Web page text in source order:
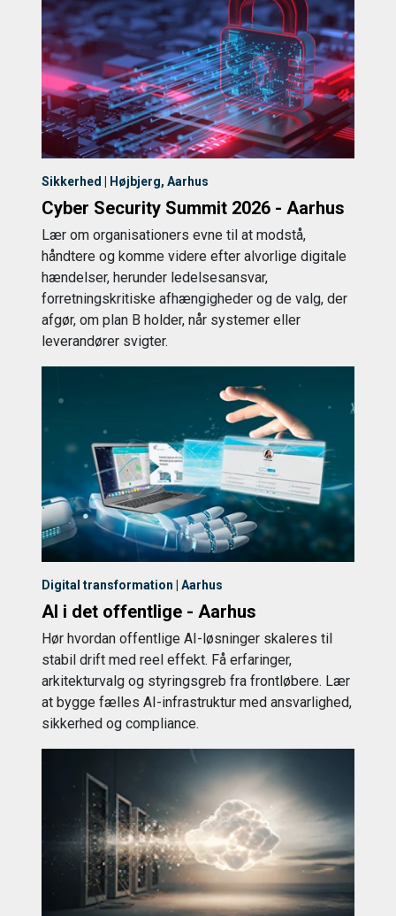
Sikkerhed | Højbjerg, Aarhus
Cyber Security Summit 2026 - Aarhus
Lær om organisationers evne til at modstå,
håndtere og komme videre efter alvorlige digitale
hændelser, herunder ledelsesansvar,
forretningskritiske afhængigheder og de valg, der
afgør, om plan B holder, når systemer eller
leverandører svigter.
Digital transformation | Aarhus
AI i det offentlige - Aarhus
Hør hvordan offentlige AI-løsninger skaleres til
stabil drift med reel effekt. Få erfaringer,
arkitekturvalg og styringsgreb fra frontløbere. Lær
at bygge fælles AI-infrastruktur med ansvarlighed,
sikkerhed og compliance.